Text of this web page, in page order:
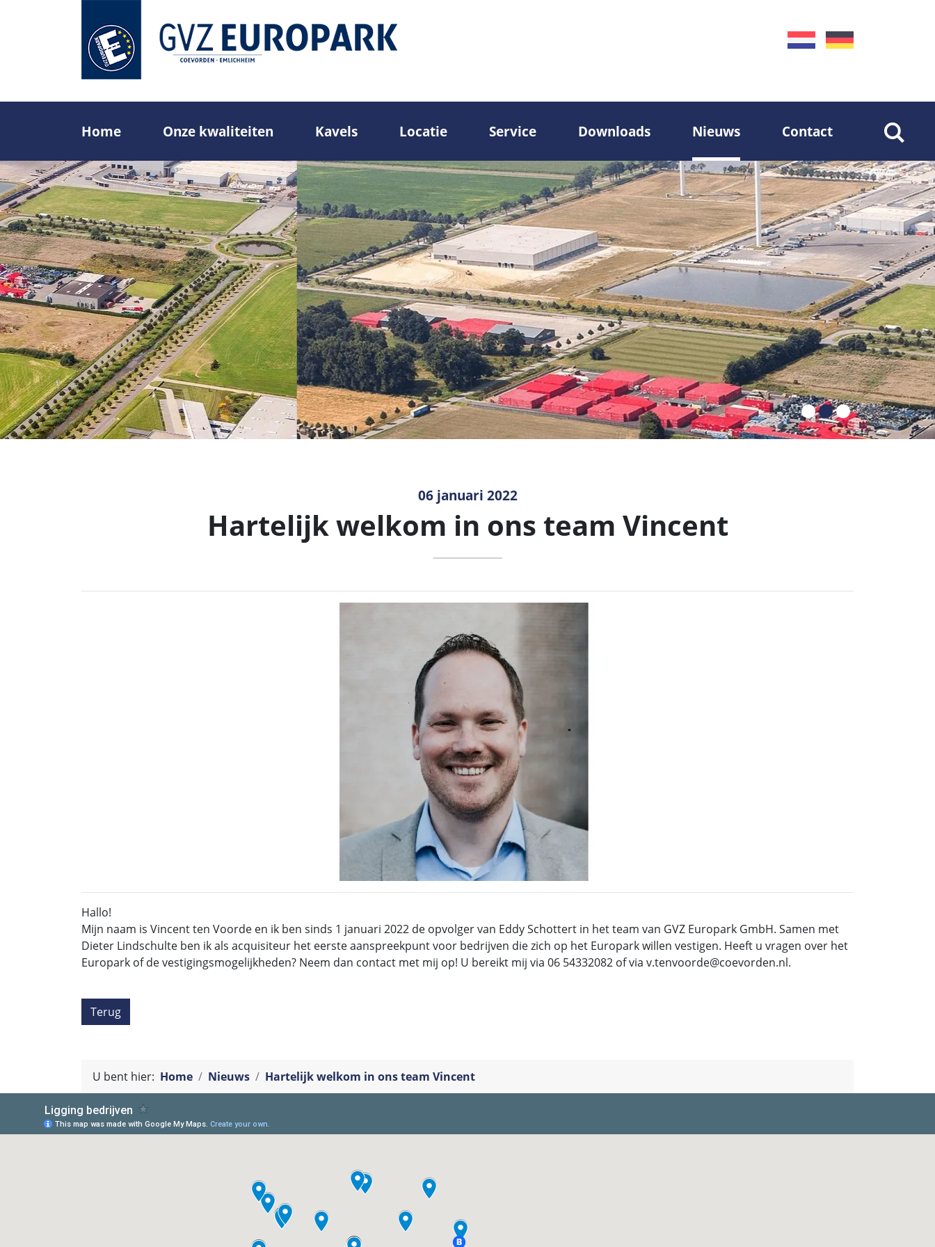
Home Onze kwaliteiten Kavels Locatie Service Downloads Nieuws Contact
06 januari 2022
Hartelijk welkom in ons team Vincent
Hallo!
Mijn naam is Vincent ten Voorde en ik ben sinds 1 januari 2022 de opvolger van Eddy Schottert in het team van GVZ Europark GmbH. Samen met
Dieter Lindschulte ben ik als acquisiteur het eerste aanspreekpunt voor bedrijven die zich op het Europark willen vestigen. Heeft u vragen over het
Europark of de vestigingsmogelijkheden? Neem dan contact met mij op! U bereikt mij via 06 54332082 of via v.tenvoorde@coevorden.nl.
Terug
U bent hier: Home Nieuws Hartelijk welkom in ons team Vincent